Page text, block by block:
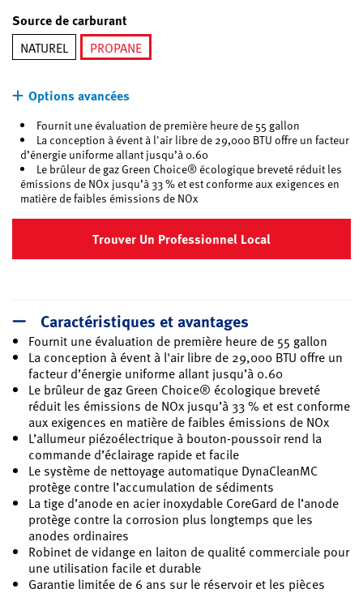
Source de carburant
NATUREL
PROPANE
Options avancées
Fournit une évaluation de première heure de 55 gallon
La conception à évent à l'air libre de 29,000 BTU offre un facteur
d’énergie uniforme allant jusqu’à 0.60
Le brûleur de gaz Green Choice® écologique breveté réduit les
émissions de NOx jusqu’à 33 % et est conforme aux exigences en
matière de faibles émissions de NOx
Trouver Un Professionnel Local
Caractéristiques et avantages
Fournit une évaluation de première heure de 55 gallon
La conception à évent à l'air libre de 29,000 BTU offre un
facteur d’énergie uniforme allant jusqu’à 0.60
Le brûleur de gaz Green Choice® écologique breveté
réduit les émissions de NOx jusqu’à 33 % et est conforme
aux exigences en matière de faibles émissions de NOx
L’allumeur piézoélectrique à bouton-poussoir rend la
commande d’éclairage rapide et facile
Le système de nettoyage automatique DynaCleanMC
protège contre l’accumulation de sédiments
La tige d’anode en acier inoxydable CoreGard de l’anode
protège contre la corrosion plus longtemps que les
anodes ordinaires
Robinet de vidange en laiton de qualité commerciale pour
une utilisation facile et durable
Garantie limitée de 6 ans sur le réservoir et les pièces